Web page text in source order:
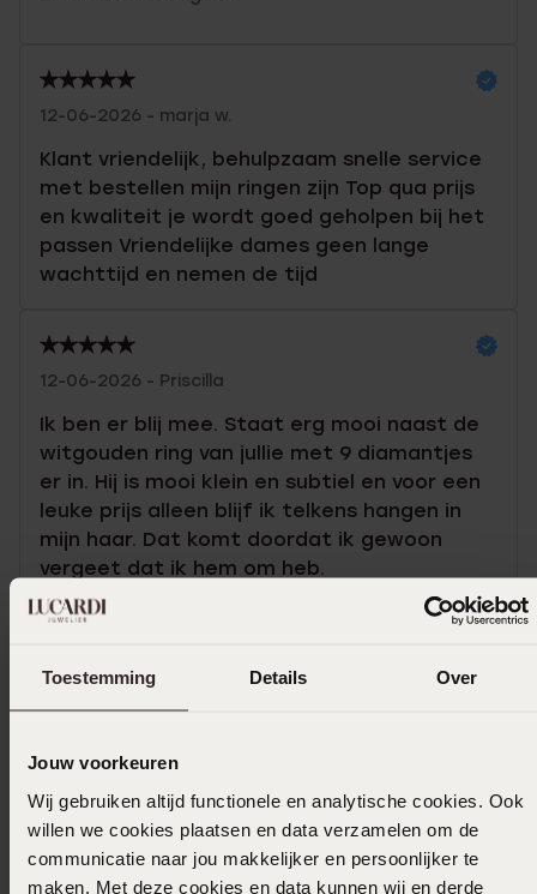
Toestemming Details Over
Jouw voorkeuren
Wij gebruiken altijd functionele en analytische cookies. Ook
willen we cookies plaatsen en data verzamelen om de
communicatie naar jou makkelijker en persoonlijker te
maken. Met deze cookies en data kunnen wij en derde
12-06-2026 - marja w.
Klant vriendelijk, behulpzaam snelle service
met bestellen mijn ringen zijn Top qua prijs
en kwaliteit je wordt goed geholpen bij het
passen Vriendelijke dames geen lange
wachttijd en nemen de tijd
12-06-2026 - Priscilla
Ik ben er blij mee. Staat erg mooi naast de
witgouden ring van jullie met 9 diamantjes
er in. Hij is mooi klein en subtiel en voor een
leuke prijs alleen blijf ik telkens hangen in
mijn haar. Dat komt doordat ik gewoon
vergeet dat ik hem om heb.
Selecteer maat & bestel
Ook leuk voor jou